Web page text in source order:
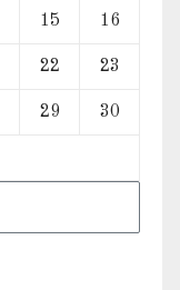
15 16
22 23
29 30